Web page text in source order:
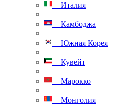
Италия
Камбоджа
Южная Корея
Кувейт
Марокко
Монголия